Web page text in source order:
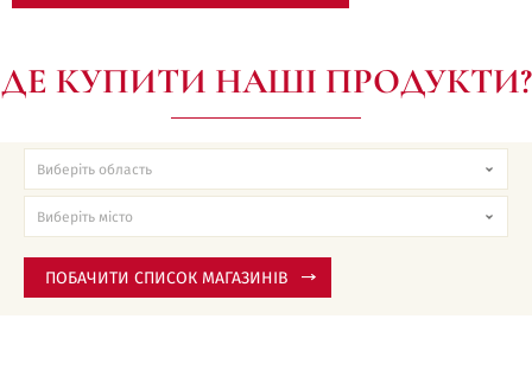
ДЕ КУПИТИ НАШІ ПРОДУКТИ?
ПОБАЧИТИ СПИСОК МАГАЗИНІВ